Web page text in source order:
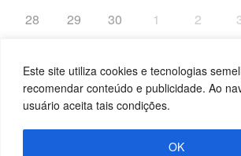
Este site utiliza cookies e tecnologias
recomendar conteúdo e publicidade. Ao
usuário aceita tais condições.
OK
28 29 30 1 2